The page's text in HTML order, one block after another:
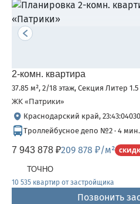
2-комн. квартира
37.85 м², 2/18 этаж, Секция Литер 1.5
ЖК «Патрики»
Краснодарский край,
Троллейбусное депо №2 · 4
7 943 878 ₽209 878 ₽/м²
ТОЧНО
10 535 квартир от застройщика
Позвонить